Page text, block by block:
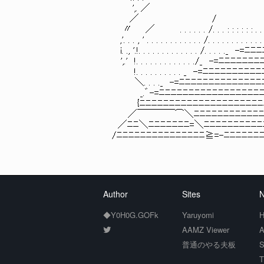
',. ／
／ / }
〃 ／ . . . . . . /. . . : : : : : : . . . !. . . . . '
,'. . . , ' . . . . . . . . . . . . /. . . . . . . . . . . . . !. .
i. ., '.!. . . . . . . . . . . . . /. . . . ._ -=ﾆﾆﾆﾆ=-
',.' !. . . . . . . . . . . . ./_ -=ﾆﾆﾆﾆﾆﾆﾆﾆﾆ
!. . . . . . . . . . _ -=ﾆﾆﾆﾆﾆﾆﾆﾆﾆﾆﾆﾆﾆ
＼. . . ._ -=ﾆﾆﾆﾆﾆﾆﾆﾆﾆﾆﾆﾆﾆﾆﾆﾆﾆ
_.゛-=ﾆﾆﾆﾆﾆﾆﾆﾆﾆﾆﾆﾆﾆﾆﾆﾆﾆﾆﾆﾆﾆ
{ﾆﾆﾆﾆﾆﾆﾆﾆﾆﾆﾆﾆﾆﾆﾆﾆﾆﾆﾆﾆﾆﾆﾆﾆﾆ
／￣￣￣￣⌒＼ﾆﾆﾆﾆﾆﾆﾆﾆﾆﾆﾆﾆﾆﾆﾆﾆ
／ﾆﾆ＼ﾆﾆﾆﾆﾆﾆﾆ=＼ﾆﾆﾆﾆﾆﾆﾆﾆﾆﾆﾆﾆﾆ
/ﾆﾆﾆﾆﾆﾆﾆﾆﾆﾆﾆﾆﾆﾆﾆ≧=-ﾆﾆﾆﾆﾆﾆﾆﾆﾆﾆﾆ
Author
◆Y0H0G.GOFk
Sites
Yaruyomi
AAMZ Viewer
普通のやる夫板